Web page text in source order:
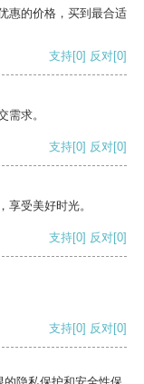
惠的价格，买到最合适
支持[0] 反对[0]
需求。
支持[0] 反对[0]
享受美好时光。
支持[0] 反对[0]
支持[0] 反对[0]